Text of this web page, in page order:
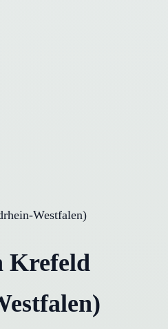
Westfalen)
Krefeld